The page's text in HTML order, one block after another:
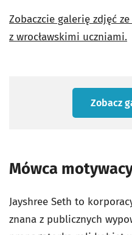
Zobaczcie galerię zdjęć
z wrocławskimi uczniami.
Zobacz
Mówca
Jayshree Seth to
znana z publicznych